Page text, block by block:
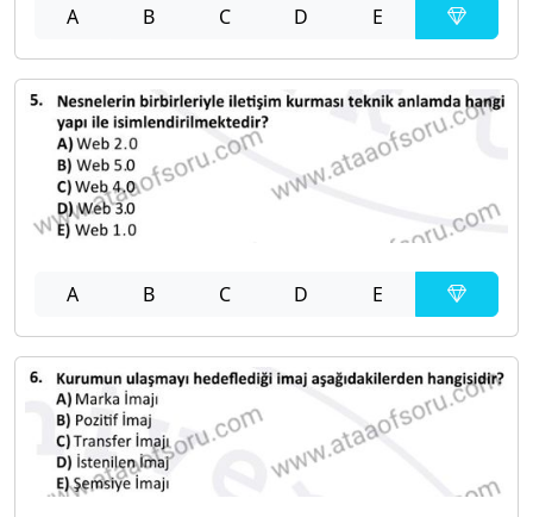
A B C D E
A B C D E